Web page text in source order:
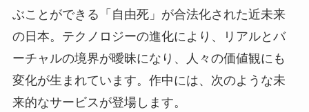
ぶことができる「自由死」が合法化された近未来
の日本。テクノロジーの進化により、リアルとバ
ーチャルの境界が曖昧になり、人々の価値観にも
変化が生まれています。作中には、次のような未
来的なサービスが登場します。